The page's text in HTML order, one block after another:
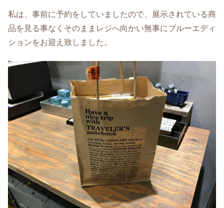
私は、事前に予約をしていましたので、展示されている商
品を見る事なくそのままレジへ向かい無事にブルーエディ
ションをお迎え致しました。